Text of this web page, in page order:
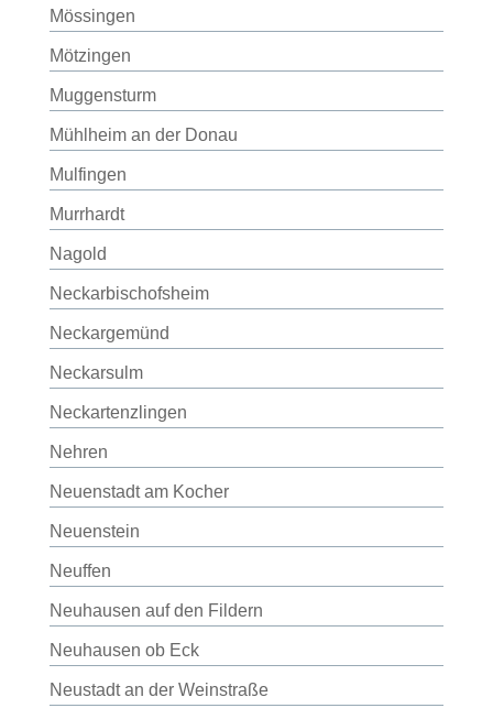
Mössingen
Mötzingen
Muggensturm
Mühlheim an der Donau
Mulfingen
Murrhardt
Nagold
Neckarbischofsheim
Neckargemünd
Neckarsulm
Neckartenzlingen
Nehren
Neuenstadt am Kocher
Neuenstein
Neuffen
Neuhausen auf den Fildern
Neuhausen ob Eck
Neustadt an der Weinstraße